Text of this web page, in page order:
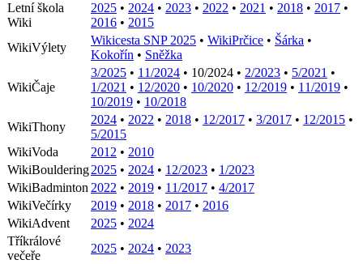
Letní škola
Wiki
2025 • 2024 • 2023 • 2022 • 2021 • 2018 • 2017 •
2016 • 2015
WikiVýlety
Wikicesta SNP 2025 • WikiPrčice • Šárka •
Kokořín • Sněžka
WikiČaje
3/2025 • 11/2024 • 10/2024 • 2/2023 • 5/2021 •
1/2021 • 12/2020 • 10/2020 • 12/2019 • 11/2019 •
10/2019 • 10/2018
WikiThony
2024 • 2022 • 2018 • 12/2017 • 3/2017 • 12/2015 •
5/2015
WikiVoda
2012 • 2010
WikiBouldering2025 • 2024 • 12/2023 • 1/2023
WikiBadminton 2022 • 2019 • 11/2017 • 4/2017
WikiVečírky
2019 • 2018 • 2017 • 2016
WikiAdvent
2025 • 2024
Tříkrálové
večeře
2025 • 2024 • 2023